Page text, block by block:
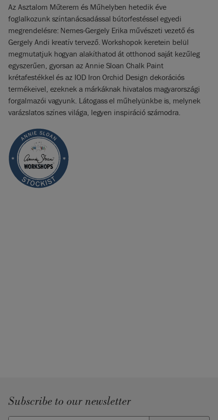
Az Asztalom Műterem és Műhelyben hetedik éve
foglalkozunk színtanácsadással bútorfestéssel egyedi
megrendelésre: Nemes-Gergely Erika művészeti vezető és
Gergely Andi kreatív tervező. Workshopok keretein belül
megmutatjuk hogyan alakíthatod át otthonod saját kezűleg
egyszerűen, gyorsan az Annie Sloan Chalk Paint
krétafestékkel és az IOD Iron Orchid Design dekorációs
termékeivel, ezeknek a márkáknak hivatalos magyarországi
forgalmazói vagyunk. Látogass el műhelyünkbe is, melynek
varázslatos színes világa, legyen inspiráció számodra.
Subscribe to our newsletter